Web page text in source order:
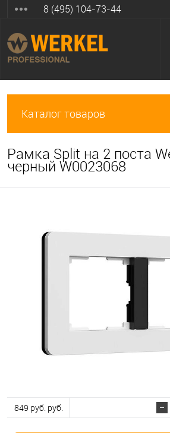
8 (495) 104-73-44
Каталог товаров
Рамка Split на 2 поста
черный W0023068
849 руб. руб.